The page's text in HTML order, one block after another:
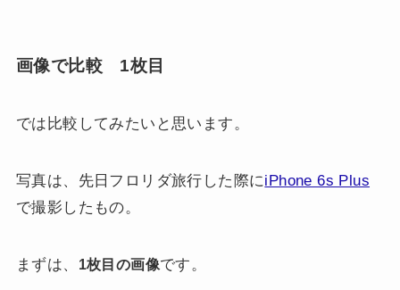
画像で比較 1枚目
では比較してみたいと思います。
写真は、先日フロリダ旅行した際にiPhone 6s Plus
で撮影したもの。
まずは、 1枚目の画像です。